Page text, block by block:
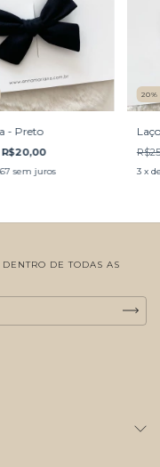
- Preto
R$20,00
sem juros
20
3 x
DE TODAS AS